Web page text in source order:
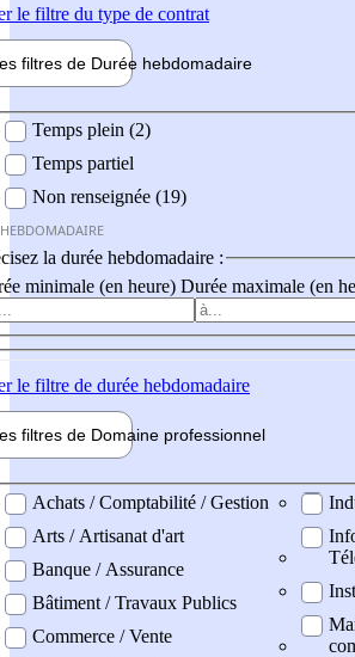
le filtre du type de contrat
filtres de Durée hebdomadaire
Temps plein (2)
Temps partiel
Non renseignée (19)
la durée hebdomadaire :
minimale (en heure) Durée maximale (en
le filtre de durée hebdomadaire
filtres de Domaine professionnel
professionel
Achats / Comptabilité / Gestion
Arts / Artisanat d'art
Banque / Assurance
Bâtiment / Travaux Publics
Commerce / Vente